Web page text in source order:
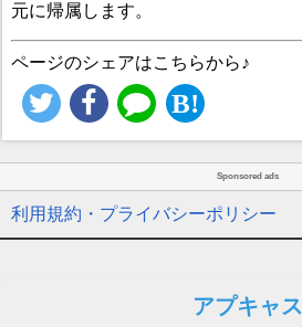
元に帰属します。
ページのシェアはこちらから♪
Sponsored ads
利用規約・プライバシーポリシー
アプキャス